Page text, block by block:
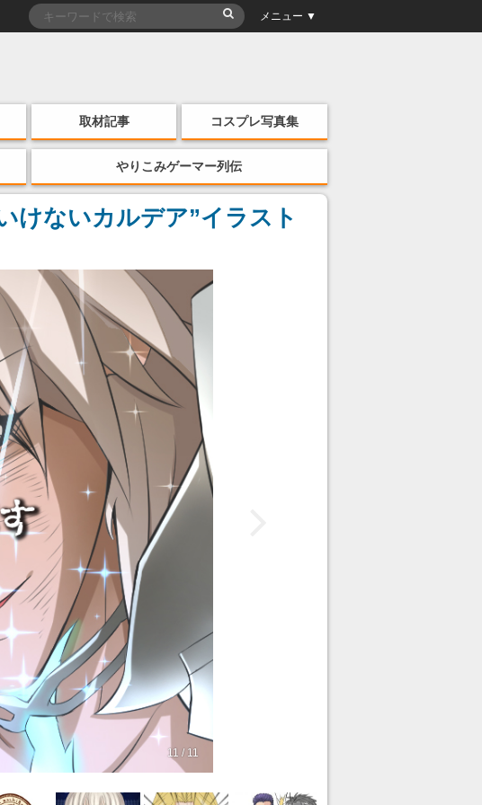
メニュー ▼
取材記事 コスプレ写真集
やりこみゲーマー列伝
けないカルデア”イラスト
11 / 11